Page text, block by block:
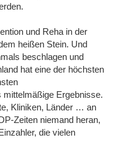
und Reha in der
heißen Stein. Und
beschlagen und
hat eine der höchsten
mittelmäßige Ergebnisse.
Kliniken, Länder … an
Zeiten niemand heran,
die vielen